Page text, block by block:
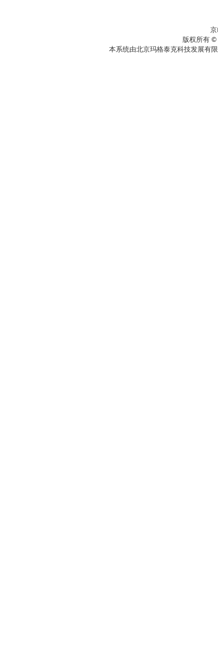
京
版权所有 ©
本系统由北京玛格泰克科技发展有